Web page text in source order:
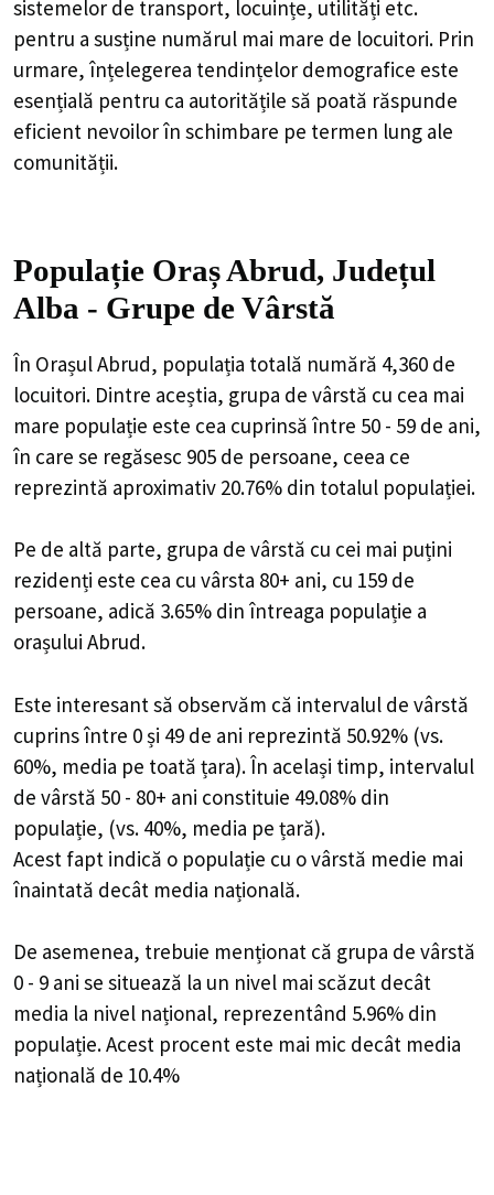
sistemelor de transport, locuințe, utilități etc.
pentru a susține numărul mai mare de locuitori. Prin
urmare, înțelegerea tendințelor demografice este
esențială pentru ca autoritățile să poată răspunde
eficient nevoilor în schimbare pe termen lung ale
comunității.
Populație Oraș Abrud, Județul
Alba - Grupe de Vârstă
În Orașul Abrud, populația totală numără 4,360 de
locuitori. Dintre aceștia, grupa de vârstă cu cea mai
mare populație este cea cuprinsă între 50 - 59 de ani,
în care se regăsesc 905 de persoane, ceea ce
reprezintă aproximativ 20.76% din totalul populației.
Pe de altă parte, grupa de vârstă cu cei mai puțini
rezidenți este cea cu vârsta 80+ ani, cu 159 de
persoane, adică 3.65% din întreaga populație a
orașului Abrud.
Este interesant să observăm că intervalul de vârstă
cuprins între 0 și 49 de ani reprezintă 50.92% (vs.
60%, media pe toată țara). În același timp, intervalul
de vârstă 50 - 80+ ani constituie 49.08% din
populație, (vs. 40%, media pe țară).
Acest fapt indică o populație cu o vârstă medie mai
înaintată decât media națională.
De asemenea, trebuie menționat că grupa de vârstă
0 - 9 ani se situează la un nivel mai scăzut decât
media la nivel național, reprezentând 5.96% din
populație. Acest procent este mai mic decât media
națională de 10.4%